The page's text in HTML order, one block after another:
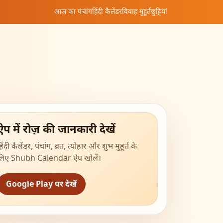
आज का पंचांगहिंदी कैलेंडरविवाह मुहूर्तछुट्टियां
में रोज़ की जानकारी देखें
कैलेंडर, पंचांग, व्रत, त्योहार और शुभ मुहूर्त के
Shubh Calendar ऐप खोलें।
Google Play पर देखें